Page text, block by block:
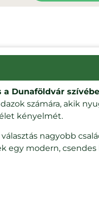
Dunaföldvár
számára, akik
kényelmét.
nagyobb
egy modern, csendes